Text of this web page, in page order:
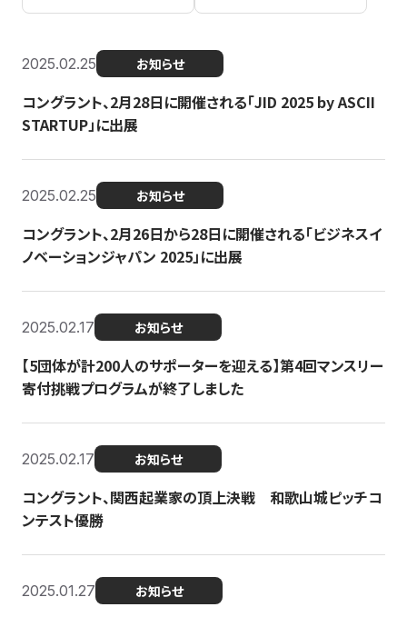
2025.02.25 お知らせ
コングラント、2月28日に開催される「JID 2025 by ASCII
STARTUP」に出展
2025.02.25 お知らせ
コングラント、2月26日から28日に開催される「ビジネスイ
ノベーションジャパン 2025」に出展
2025.02.17 お知らせ
【5団体が計200人のサポーターを迎える】​​第4回マンスリー
寄付挑戦プログラムが終了しました
2025.02.17 お知らせ
コングラント、関西起業家の頂上決戦 和歌山城ピッチコ
ンテスト優勝
2025.01.27 お知らせ